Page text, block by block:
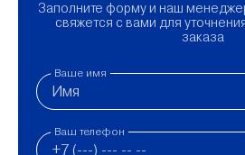
Заполните форму и наш
свяжется с вами для
заказа
Ваше имя
Ваш телефон